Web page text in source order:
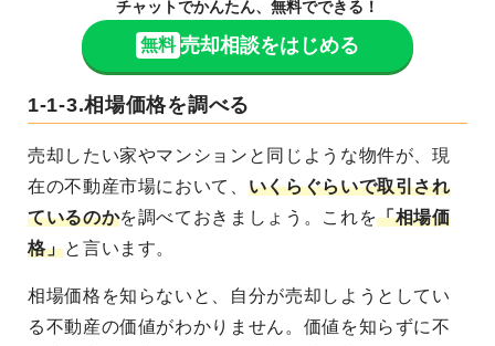
チャットでかんたん、無料でできる！
無料 売却相談をはじめる
1-1-3.相場価格を調べる
売却したい家やマンションと同じような物件が、現
在の不動産市場において、 いくらぐらいで取引され
ているのかを調べておきましょう。これを「相場価
格」と言います。
相場価格を知らないと、自分が売却しようとしてい
る不動産の価値がわかりません。価値を知らずに不